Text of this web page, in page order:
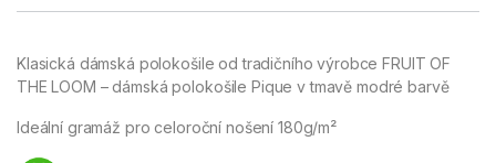
Klasická dámská polokošile od tradičního výrobce FRUIT OF
THE LOOM – dámská polokošile Pique v tmavě modré barvě
Ideální gramáž pro celoroční nošení 180g/m²